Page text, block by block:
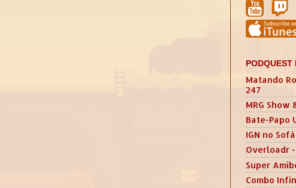
PODQUEST
Matando
247
MRG Show
Bate-Papo
IGN no Sofá
Overloadr
Super
Combo